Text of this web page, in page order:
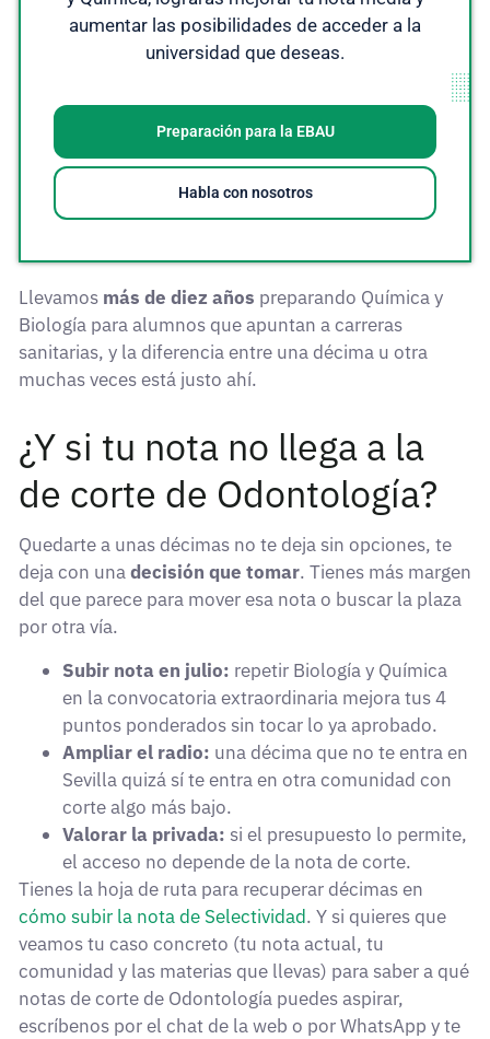
aumentar las posibilidades de acceder a la
universidad que deseas.
Preparación para la EBAU
Habla con nosotros
Llevamos más de diez años preparando Química y
Biología para alumnos que apuntan a carreras
sanitarias, y la diferencia entre una décima u otra
muchas veces está justo ahí.
¿Y si tu nota no llega a la
de corte de Odontología?
Quedarte a unas décimas no te deja sin opciones, te
deja con unadecisión que tomar. Tienes más margen
del que parece para mover esa nota o buscar la plaza
por otra vía.
Subir nota en julio: repetir Biología y Química
en la convocatoria extraordinaria mejora tus 4
puntos ponderados sin tocar lo ya aprobado.
Ampliar el radio: una décima que no te entra en
Sevilla quizá sí te entra en otra comunidad con
corte algo más bajo.
Valorar la privada: si el presupuesto lo permite,
el acceso no depende de la nota de corte.
Tienes la hoja de ruta para recuperar décimas en
cómo subir la nota de Selectividad. Y si quieres que
veamos tu caso concreto (tu nota actual, tu
comunidad y las materias que llevas) para saber a qué
notas de corte de Odontología puedes aspirar,
escríbenos por el chat de la web o por WhatsApp y te